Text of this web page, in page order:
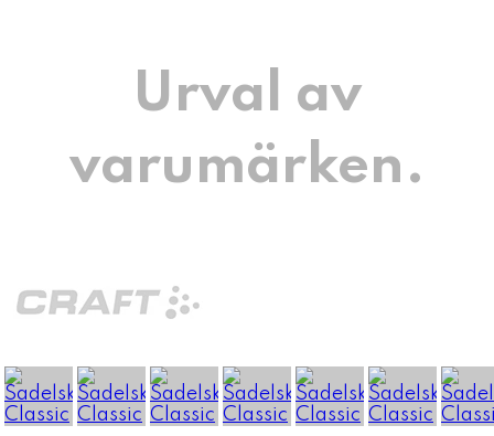
Urval av
varumärken.